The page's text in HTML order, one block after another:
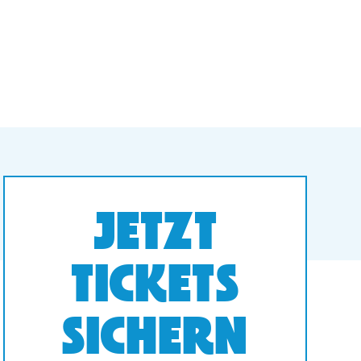
JETZT
TICKETS
SICHERN